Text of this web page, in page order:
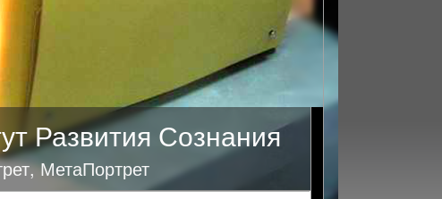
Развития Сознания
МетаПортрет